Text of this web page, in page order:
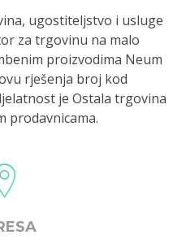
ugostiteljstvo i usluge
za trgovinu na malo
proizvodima Neum
rješenja broj kod
je Ostala trgovina
prodavnicama.